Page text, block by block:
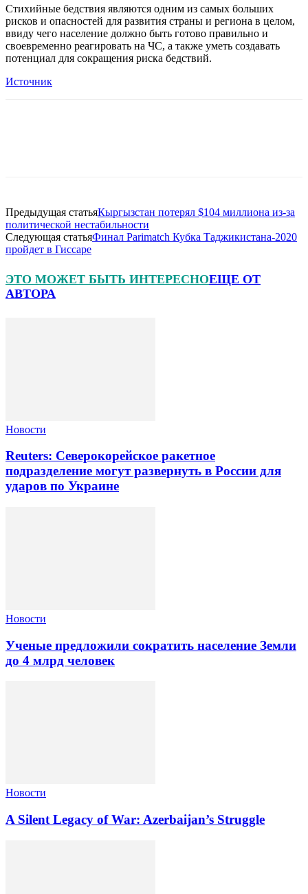
Стихийные бедствия являются одним из самых больших
рисков и опасностей для развития страны и региона в целом,
ввиду чего население должно быть готово правильно и
своевременно реагировать на ЧС, а также уметь создавать
потенциал для сокращения риска бедствий.
Источник
Предыдущая статьяКыргызстан потерял $104 миллиона из-за
политической нестабильности
Следующая статьяФинал Parimatch Кубка Таджикистана-2020
пройдет в Гиссаре
ЭТО МОЖЕТ БЫТЬ ИНТЕРЕСНОЕЩЕ ОТ
АВТОРА
Новости
Reuters: Северокорейское ракетное
подразделение могут развернуть в России для
ударов по Украине
Новости
Ученые предложили сократить население Земли
до 4 млрд человек
Новости
A Silent Legacy of War: Azerbaijan’s Struggle